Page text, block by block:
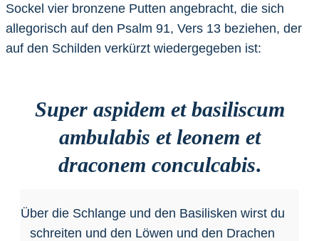
Sockel vier bronzene Putten angebracht, die sich
allegorisch auf den Psalm 91, Vers 13 beziehen, der
auf den Schilden verkürzt wiedergegeben ist:
Super aspidem et basiliscum
ambulabis et leonem et
draconem conculcabis.
Über die Schlange und den Basilisken wirst du
schreiten und den Löwen und den Drachen